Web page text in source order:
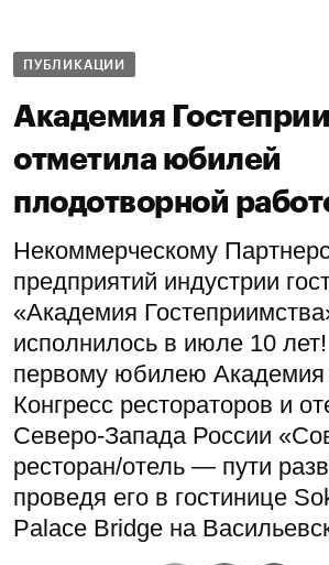
ПУБЛИКАЦИИ
Академия
отметила юбилей
плодотворной
Некоммерческому
предприятий индустрии
«Академия
исполнилось в июле 10
первому юбилею Академия
Конгресс рестораторов и
Северо-Запада России
ресторан/отель — пути
проведя его в гостинице
Palace Bridge на